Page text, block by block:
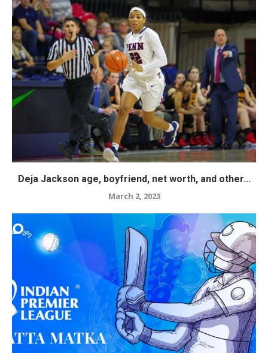
Deja Jackson age, boyfriend, net worth, and other...
March 2, 2023